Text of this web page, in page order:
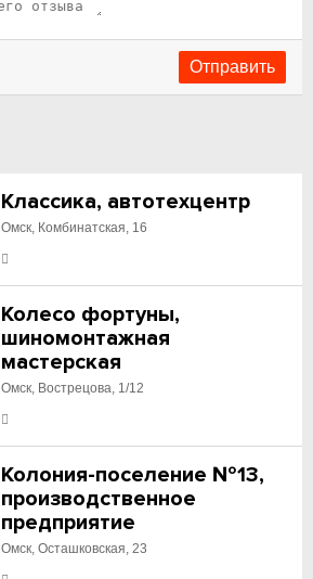
Классика, автотехцентр
Омск, Комбинатская, 16
Колесо фортуны,
шиномонтажная
мастерская
Омск, Вострецова, 1/12
Колония-поселение №13,
производственное
предприятие
Омск, Осташковская, 23